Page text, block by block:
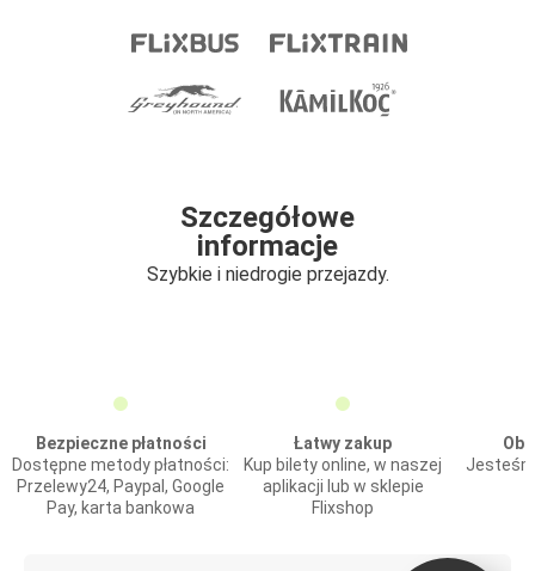
Szczegółowe
informacje
Szybkie i niedrogie przejazdy.
Bezpieczne płatności
Dostępne metody płatności:
Przelewy24, Paypal, Google
Pay, karta bankowa
Łatwy zakup
Kup bilety online, w naszej
aplikacji lub w sklepie
Flixshop